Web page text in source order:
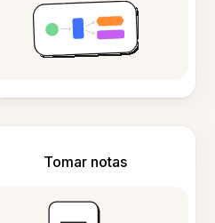
Tomar notas